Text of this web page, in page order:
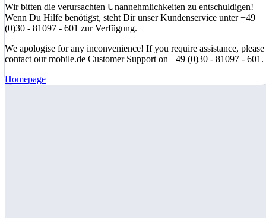
Wir bitten die verursachten Unannehmlichkeiten zu entschuldigen!
Wenn Du Hilfe benötigst, steht Dir unser Kundenservice unter +49
(0)30 - 81097 - 601 zur Verfügung.
We apologise for any inconvenience! If you require assistance, please
contact our mobile.de Customer Support on +49 (0)30 - 81097 - 601.
Homepage